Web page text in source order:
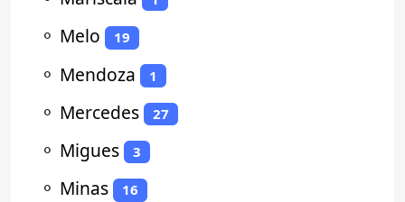
⚬ Melo 19
⚬ Mendoza 1
⚬ Mercedes 27
⚬ Migues 3
⚬ Minas 16